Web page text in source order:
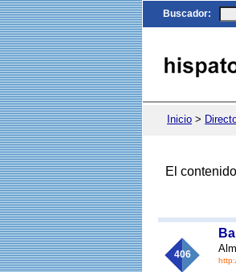
Buscador:
Inicio >
El
406